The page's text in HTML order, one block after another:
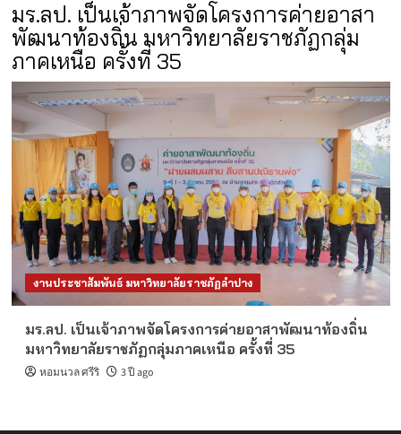
มร.ลป. เป็นเจ้าภาพจัดโครงการค่ายอาสา
พัฒนาท้องถิ่น มหาวิทยาลัยราชภัฏกลุ่ม
ภาคเหนือ ครั้งที่ 35
งานประชาสัมพันธ์ มหาวิทยาลัยราชภัฏลำปาง
มร.ลป. เป็นเจ้าภาพจัดโครงการค่ายอาสาพัฒนาท้องถิ่น
มหาวิทยาลัยราชภัฏกลุ่มภาคเหนือ ครั้งที่ 35
หอมนวล ศรีริ 3 ปี ago